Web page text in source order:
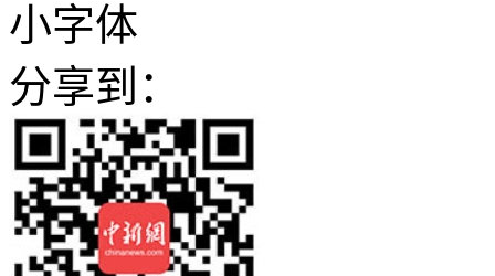
小字体
分享到：